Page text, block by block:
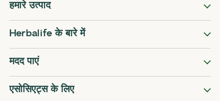
हमारे उत्पाद
Herbalife के बारे में
मदद पाएं
एसोसिएट्स के लिए